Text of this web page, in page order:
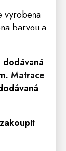
vyrobena
barvou a
dodávaná
. Matrace